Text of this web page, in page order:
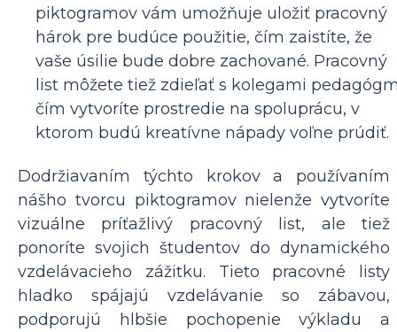
piktogramov vám umožňuje uložiť pracovný
hárok pre budúce použitie, čím zaistíte, že
vaše úsilie bude dobre zachované. Pracovný
list môžete tiež zdieľať s kolegami
čím vytvoríte prostredie na spoluprácu, v
ktorom budú kreatívne nápady voľne prúdiť.
Dodržiavaním týchto krokov a používaním
nášho tvorcu piktogramov nielenže vytvoríte
vizuálne príťažlivý pracovný list, ale tiež
ponoríte svojich študentov do dynamického
vzdelávacieho zážitku. Tieto pracovné listy
hladko spájajú vzdelávanie so zábavou,
podporujú hlbšie pochopenie výkladu a